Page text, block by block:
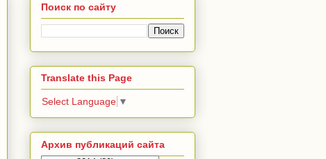
Поиск по сайту
Translate this Page
Select Language ▼
Архив публикаций сайта